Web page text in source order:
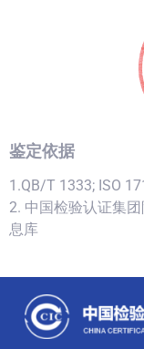
鉴定依据
1.QB/T 1333; ISO
2. 中国检验认证集
息库